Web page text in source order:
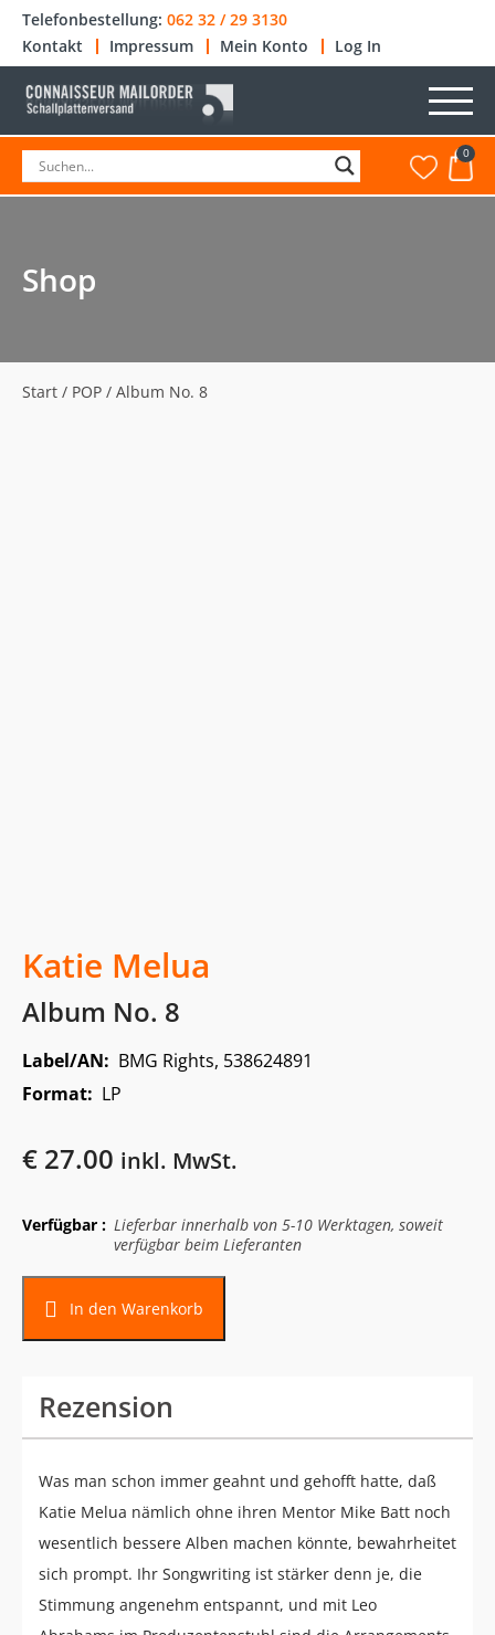
Telefonbestellung: 062 32 / 29 3130
Kontakt
Impressum Mein Konto Log In
0
Shop
Start / POP / Album No. 8
Katie Melua
Album No. 8
Label/AN: BMG Rights, 538624891
Format: LP
€ 27.00 inkl. MwSt.
Verfügbar : Lieferbar innerhalb von 5-10 Werktagen, soweit
verfügbar beim Lieferanten
In den Warenkorb
Rezension
Was man schon immer geahnt und gehofft hatte, daß
Katie Melua nämlich ohne ihren Mentor Mike Batt noch
wesentlich bessere Alben machen könnte, bewahrheitet
sich prompt. Ihr Songwriting ist stärker denn je, die
Stimmung angenehm entspannt, und mit Leo